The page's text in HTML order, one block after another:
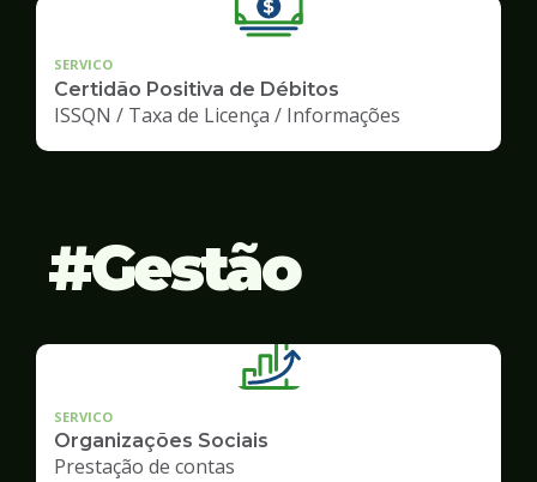
SERVICO
Certidão Positiva de Débitos
ISSQN / Taxa de Licença / Informações
Gestão
SERVICO
Organizações Sociais
Prestação de contas